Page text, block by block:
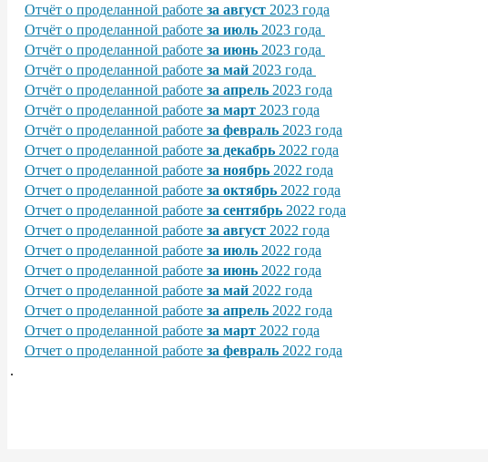
Отчёт о проделанной работе за август 2023 года
Отчёт о проделанной работе за июль 2023 года
Отчёт о проделанной работе за июнь 2023 года
Отчёт о проделанной работе за май 2023 года
Отчёт о проделанной работе за апрель 2023 года
Отчёт о проделанной работе за март 2023 года
Отчёт о проделанной работе за февраль 2023 года
Отчет о проделанной работе за декабрь 2022 года
Отчет о проделанной работе за ноябрь 2022 года
Отчет о проделанной работе за октябрь 2022 года
Отчет о проделанной работе за сентябрь 2022 года
Отчет о проделанной работе за август 2022 года
Отчет о проделанной работе за июль 2022 года
Отчет о проделанной работе за июнь 2022 года
Отчет о проделанной работе за май 2022 года
Отчет о проделанной работе за апрель 2022 года
Отчет о проделанной работе за март 2022 года
Отчет о проделанной работе за февраль 2022 года
.